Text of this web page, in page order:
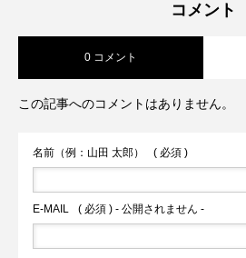
プン前倒しへ 山都
対話式ＡＩ Ｃｈａ
を申請へ
コメント
0 コメント
この記事へのコメントはありません。
名前（例：山田 太郎） ( 必須 )
E-MAIL ( 必須 ) - 公開されません -